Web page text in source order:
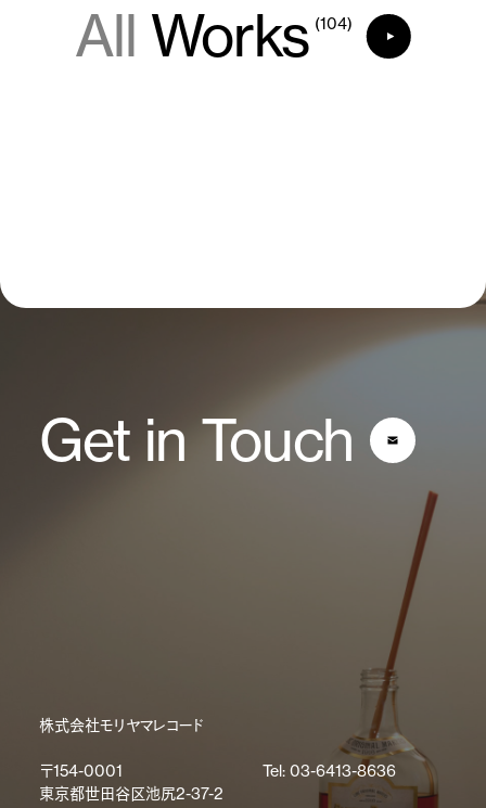
All Works (104)
Get in Touch
株式会社モリヤマレコード
〒154-0001
東京都世田谷区池尻2-37-2
Tel: 03-6413-8636